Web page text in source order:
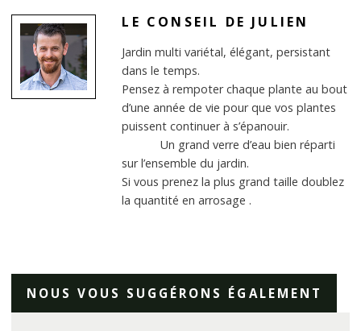
LE CONSEIL DE JULIEN
Jardin multi variétal, élégant, persistant
dans le temps.
Pensez à rempoter chaque plante au bout
d’une année de vie pour que vos plantes
puissent continuer à s’épanouir.
Un grand verre d’eau bien réparti
sur l’ensemble du jardin.
Si vous prenez la plus grand taille doublez
la quantité en arrosage .
NOUS VOUS SUGGÉRONS ÉGALEMENT